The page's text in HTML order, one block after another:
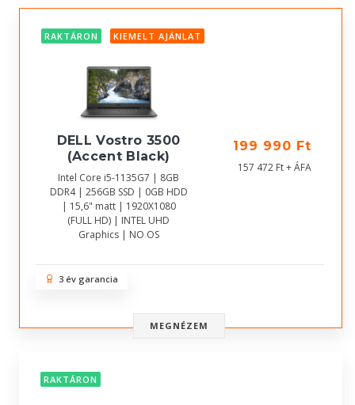
RAKTÁRON KIEMELT AJÁNLAT
DELL Vostro 3500
(Accent Black)
Intel Core i5-1135G7 | 8GB
DDR4 | 256GB SSD | 0GB HDD
| 15,6" matt | 1920X1080
(FULL HD) | INTEL UHD
Graphics | NO OS
199 990 Ft
157 472 Ft + ÁFA
3 év garancia
MEGNÉZEM
RAKTÁRON